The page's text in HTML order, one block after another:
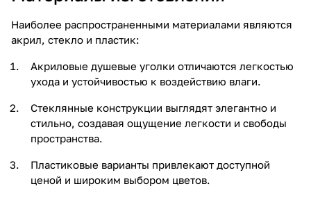
Наиболее распространенными материалами являются
акрил, стекло и пластик:
Акриловые душевые уголки отличаются легкостью
ухода и устойчивостью к воздействию влаги.
Стеклянные конструкции выглядят элегантно и
стильно, создавая ощущение легкости и свободы
пространства.
Пластиковые варианты привлекают доступной
ценой и широким выбором цветов.